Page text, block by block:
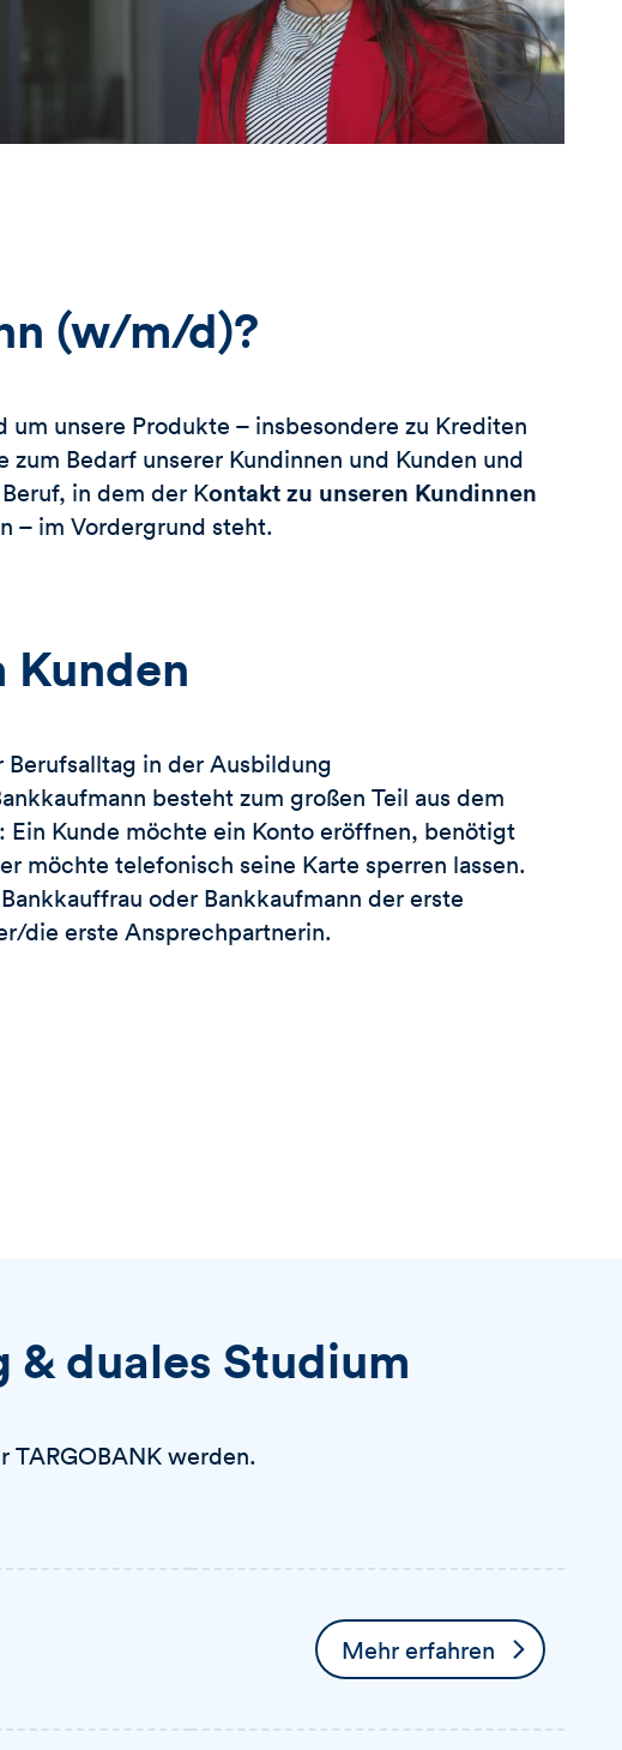
(w/m/d)?
unsere Produkte – insbesondere zu Krediten
Bedarf unserer Kundinnen und Kunden und
in dem der Kontakt zu unseren Kundinnen
– im Vordergrund steht.
Kunden
Berufsalltag in der Ausbildung
besteht zum großen Teil aus dem
Ein Kunde möchte ein Konto eröffnen, benötigt
möchte telefonisch seine Karte sperren lassen.
oder Bankkaufmann der erste
die erste Ansprechpartnerin.
duales Studium
TARGOBANK werden.
Mehr erfahren
über Ausbildung